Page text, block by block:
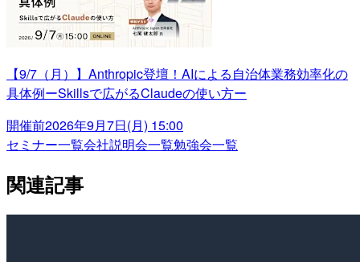
【9/7（月）】Anthropic登壇！AIによる自治体業務効率化の
具体例ーSkillsで広がるClaudeの使い方ー
開催前2026年9月7日(月) 15:00
セミナー一覧会社説明会一覧勉強会一覧
関連記事